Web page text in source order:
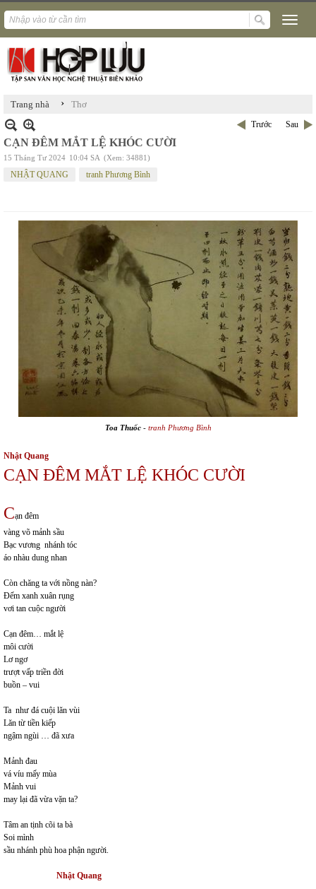
Trang nhà › Thơ
Trước Sau
CẠN ĐÊM MẮT LỆ KHÓC CƯỜI
15 Tháng Tư 2024 10:04 SA (Xem: 34881)
NHẬT QUANG tranh Phương Bình
Toa Thuốc- tranh Phương Bình
Nhật Quang
CẠN ĐÊM MẮT LỆ KHÓC CƯỜI
Cạn đêm
vàng võ mảnh sầu
Bạc vương nhánh tóc
áo nhàu dung nhan
Còn chăng ta với nồng nàn?
Đếm xanh xuân rụng
vơi tan cuộc người
Cạn đêm… mắt lệ
môi cười
Lơ ngơ
trượt vấp triền đời
buồn – vui
Ta như đá cuội lăn vùi
Lăn từ tiền kiếp
ngậm ngùi … đã xưa
Mảnh đau
vá víu mấy mùa
Mảnh vui
may lại đã vừa vặn ta?
Tâm an tịnh cõi ta bà
Soi mình
sầu nhánh phù hoa phận người.
Nhật Quang